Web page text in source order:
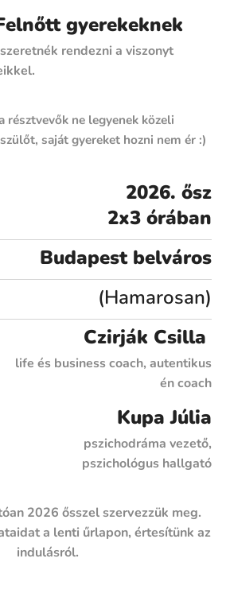
gyerekeknek
rendezni a viszonyt
résztvevők ne legyenek közeli
saját gyereket hozni nem ér :)
2026. ősz
2x3 órában
Budapest belváros
(Hamarosan)
Czirják Csilla
life és business coach, autentikus
én coach
Kupa Júlia
pszichodráma vezető,
pszichológus hallgató
2026 ősszel szervezzük meg.
a lenti űrlapon, értesítünk az
indulásról.